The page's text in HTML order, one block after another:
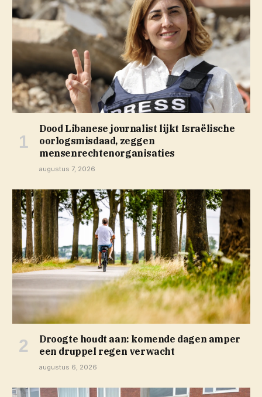
Dood Libanese journalist lijkt Israëlische
oorlogsmisdaad, zeggen
mensenrechtenorganisaties
augustus 7, 2026
Droogte houdt aan: komende dagen amper
een druppel regen verwacht
augustus 6, 2026